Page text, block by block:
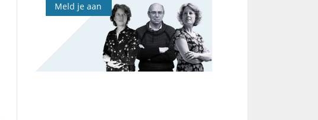
Meld je aan